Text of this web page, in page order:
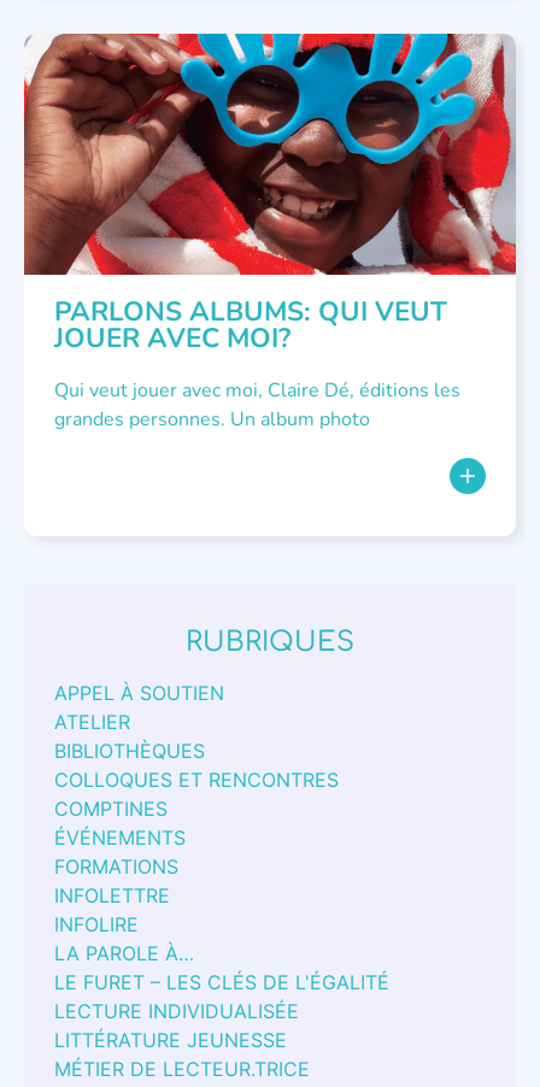
LITTÉRATURE JEUNESSE
PARLONS ALBUMS: QUI VEUT
JOUER AVEC MOI?
Qui veut jouer avec moi, Claire Dé, éditions les
grandes personnes. Un album photo
RUBRIQUES
APPEL À SOUTIEN
ATELIER
BIBLIOTHÈQUES
COLLOQUES ET RENCONTRES
COMPTINES
ÉVÉNEMENTS
FORMATIONS
INFOLETTRE
INFOLIRE
LA PAROLE À…
LE FURET – LES CLÉS DE L'ÉGALITÉ
LECTURE INDIVIDUALISÉE
LITTÉRATURE JEUNESSE
MÉTIER DE LECTEUR.TRICE